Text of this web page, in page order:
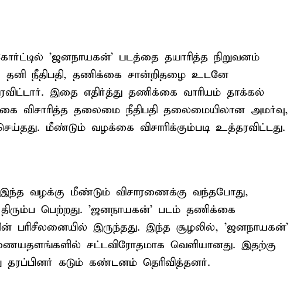
'ஜனநாயகன்' படத்தை தயாரித்த நிறுவனம்
தனி நீதிபதி, தணிக்கை சான்றிதழை உடனே
இதை எதிர்த்து தணிக்கை வாரியம் தாக்கல்
விசாரித்த தலைமை நீதிபதி தலைமையிலான அமர்வு,
மீண்டும் வழக்கை விசாரிக்கும்படி உத்தரவிட்டது.
இந்த வழக்கு மீண்டும் விசாரணைக்கு வந்தபோது,
திரும்ப பெற்றது. 'ஜனநாயகன்' படம் தணிக்கை
பரிசீலனையில் இருந்தது. இந்த சூழலில், 'ஜனநாயகன்'
சட்டவிரோதமாக வெளியானது. இதற்கு
தரப்பினர் கடும் கண்டனம் தெரிவித்தனர்.